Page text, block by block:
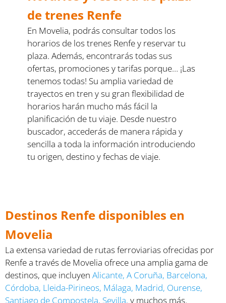
de trenes Renfe
En Movelia, podrás consultar todos los
horarios de los trenes Renfe y reservar tu
plaza. Además, encontrarás todas sus
ofertas, promociones y tarifas porque… ¡Las
tenemos todas! Su amplia variedad de
trayectos en tren y su gran flexibilidad de
horarios harán mucho más fácil la
planificación de tu viaje. Desde nuestro
buscador, accederás de manera rápida y
sencilla a toda la información introduciendo
tu origen, destino y fechas de viaje.
Destinos Renfe disponibles en
Movelia
La extensa variedad de rutas ferroviarias ofrecidas por
Renfe a través de Movelia ofrece una amplia gama de
destinos, que incluyen Alicante, A Coruña, Barcelona,
Córdoba, Lleida-Pirineos, Málaga, Madrid, Ourense,
Santiago de Compostela, Sevilla, y muchos más.